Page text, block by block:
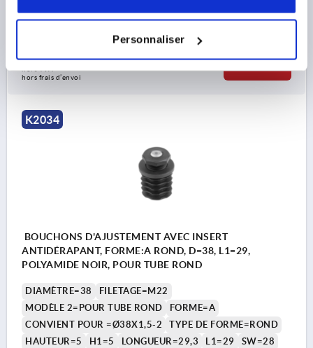
Personnaliser
Référence:K2034.00352025
1,86 €
hors frais d’envoi
K2034
BOUCHONS D'AJUSTEMENT AVEC INSERT
ANTIDÉRAPANT, FORME:A ROND, D=38, L1=29,
POLYAMIDE NOIR, POUR TUBE ROND
DIAMÈTRE=38
FILETAGE=M22
MODÈLE 2=POUR TUBE ROND
FORME=A
CONVIENT POUR =Ø38X1,5-2
TYPE DE FORME=ROND
HAUTEUR=5
H1=5 LONGUEUR=29,3 L1=29
SW=28